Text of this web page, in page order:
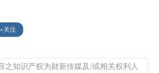
+关注
之知识产权为财新传媒及/或相关权利人